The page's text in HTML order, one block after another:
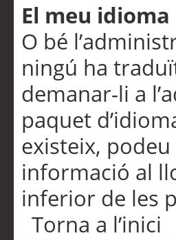
El meu
O bé
ningú ha
demanar-li a
paquet
existeix,
informació al
inferior de les
Torna a l’inici